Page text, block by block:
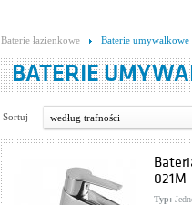
Baterie łazienkowe Baterie umywalkowe
BATERIE
Sortuj według trafności
021M
Typ: